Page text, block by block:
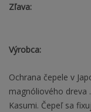
Zľava:
Výrobca:
Ochrana čepele v
magnóliového dreva
Kasumi. Čepeľ sa